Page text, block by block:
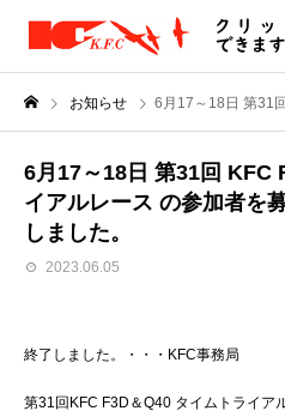
お知らせ 6月17～18日 第31回 KFC F3D＆Q40 タイ
6月17～18日 第31回 KFC
イアルレース の参加者を
しました。
2023.06.05
終了しました。・・・KFC事務局
第31回KFC F3D＆Q40 タイムトライア